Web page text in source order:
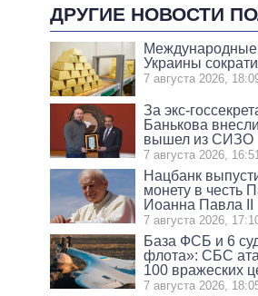
ДРУГИЕ НОВОСТИ
Украины
7 августа 2026,
За экс-
Банькова
вышел из СИЗО
7 августа 2026,
Нацбанк
монету в честь
Иоанна Павла II
7 августа 2026,
База ФСБ и 6
флота»: СБС
100 вражеских
7 августа 2026,